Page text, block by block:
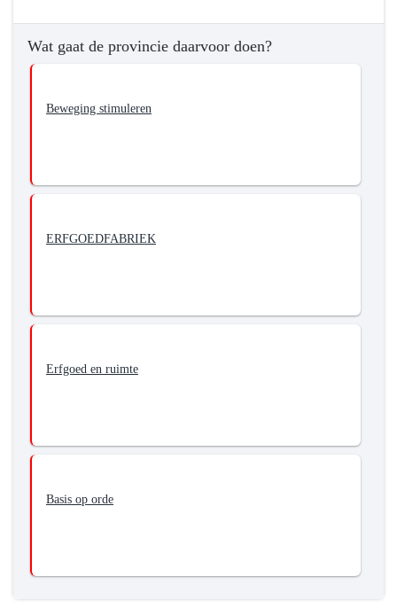
Wat gaat de provincie daarvoor doen?
Beweging stimuleren
ERFGOEDFABRIEK
Erfgoed en ruimte
Basis op orde